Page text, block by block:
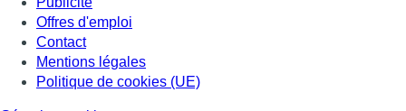
Offres d'emploi
Contact
Mentions légales
Politique de cookies (UE)